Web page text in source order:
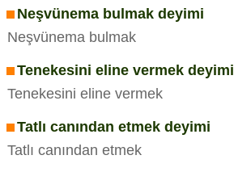
Neşvünema bulmak deyimi
Neşvünema bulmak
Tenekesini eline vermek deyimi
Tenekesini eline vermek
Tatlı canından etmek deyimi
Tatlı canından etmek